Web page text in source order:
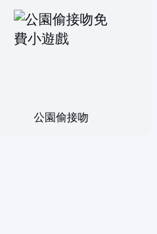
公園偷接吻